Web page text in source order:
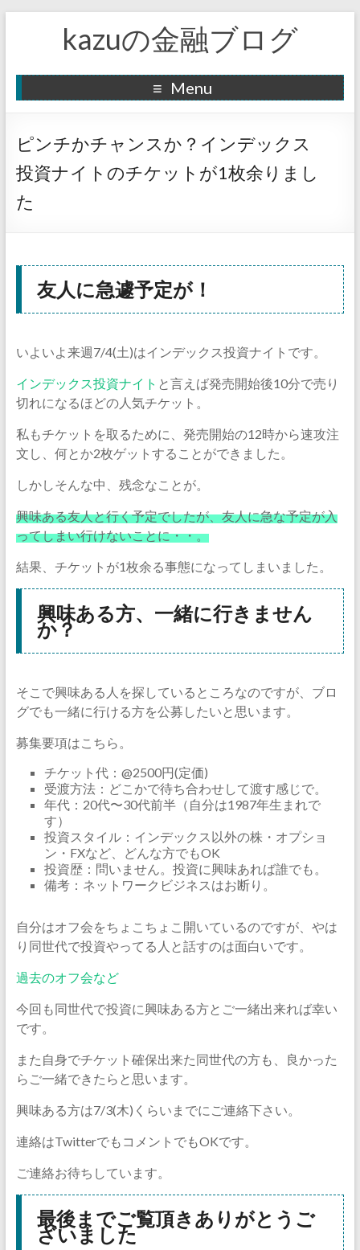
kazuの金融ブログ
Menu
ピンチかチャンスか？インデックス
投資ナイトのチケットが1枚余りまし
た
友人に急遽予定が！
いよいよ来週7/4(土)はインデックス投資ナイトです。
インデックス投資ナイト と言えば発売開始後10分で売り
切れになるほどの人気チケット。
私もチケットを取るために、発売開始の12時から速攻注
文し、何とか2枚ゲットすることができました。
しかしそんな中、残念なことが。
興味ある友人と行く予定でしたが、友人に急な予定が入
ってしまい行けないことに・・。
結果、チケットが1枚余る事態になってしまいました。
興味ある方、一緒に行きません
か？
そこで興味ある人を探しているところなのですが、ブロ
グでも一緒に行ける方を公募したいと思います。
募集要項はこちら。
チケット代：@2500円(定価)
受渡方法：どこかで待ち合わせして渡す感じで。
年代：20代〜30代前半（自分は1987年生まれで
す）
投資スタイル：インデックス以外の株・オプショ
ン・FXなど、どんな方でもOK
投資歴：問いません。投資に興味あれば誰でも。
備考：ネットワークビジネスはお断り。
自分はオフ会をちょこちょこ開いているのですが、やは
り同世代で投資やってる人と話すのは面白いです。
過去のオフ会など
今回も同世代で投資に興味ある方とご一緒出来れば幸い
です。
また自身でチケット確保出来た同世代の方も、良かった
らご一緒できたらと思います。
興味ある方は7/3(木)くらいまでにご連絡下さい。
連絡はTwitterでもコメントでもOKです。
ご連絡お待ちしています。
最後までご覧頂きありがとうご
ざいました